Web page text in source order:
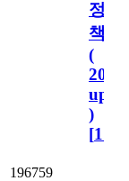
정
책
(
)
[110
196759